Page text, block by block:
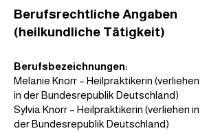
Berufsrechtliche Angaben
(heilkundliche Tätigkeit)
Berufsbezeichnungen:
Melanie Knorr – Heilpraktikerin (verliehen
in der Bundesrepublik Deutschland)
Sylvia Knorr – Heilpraktikerin (verliehen in
der Bundesrepublik Deutschland)